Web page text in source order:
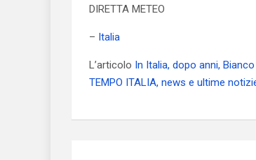
DIRETTA METEO
– Italia
L’articolo In Italia, dopo anni,
TEMPO ITALIA, news e ultime